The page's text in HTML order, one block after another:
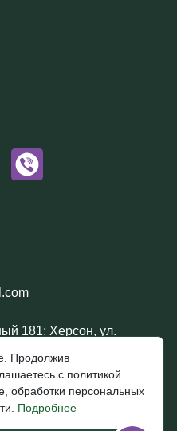
181; Херсон, ул.
Продолжив
с политикой
обработки персональных
Подробнее